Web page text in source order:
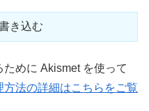
き込む
めに Akismet を使って
方法の詳細はこちらをご覧